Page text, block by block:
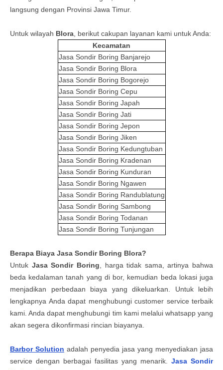
langsung dengan Provinsi Jawa Timur.
Untuk wilayah Blora , berikut cakupan layanan kami untuk Anda:
Kecamatan
Jasa Sondir Boring Banjarejo
Jasa Sondir Boring Blora
Jasa Sondir Boring Bogorejo
Jasa Sondir Boring Cepu
Jasa Sondir Boring Japah
Jasa Sondir Boring Jati
Jasa Sondir Boring Jepon
Jasa Sondir Boring Jiken
Jasa Sondir Boring Kedungtuban
Jasa Sondir Boring Kradenan
Jasa Sondir Boring Kunduran
Jasa Sondir Boring Ngawen
Jasa Sondir Boring Randublatung
Jasa Sondir Boring Sambong
Jasa Sondir Boring Todanan
Jasa Sondir Boring Tunjungan
Berapa Biaya Jasa Sondir Boring Blora?
Untuk JasaSondir Boring , harga tidak sama, artinya bahwa
beda kedalaman tanah yang di bor, kemudian beda lokasi juga
menjadikan perbedaan biaya yang dikeluarkan. Untuk lebih
lengkapnya Anda dapat menghubungi customer service terbaik
kami. Anda dapat menghubungi tim kami melalui whatsapp yang
akan segera dikonfirmasi rincian biayanya.
Barbor Solution adalah penyedia jasa yang menyediakan jasa
service dengan berbagai fasilitas yang menarik. Jasa Sondir